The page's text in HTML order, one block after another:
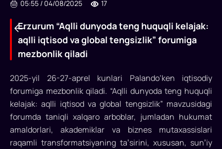
05:55 / 04/08/2025 17
Erzurum “Aqlli dunyoda teng huquqli kelajak:
aqlli iqtisod va global tengsizlik” forumiga
mezbonlik qiladi
2025-yil 26-27-aprel kunlari Palando‘ken iqtisodiy
forumiga mezbonlik qiladi. “Aqlli dunyoda teng huquqli
kelajak: aqlli iqtisod va global tengsizlik” mavzusidagi
forumda taniqli xalqaro arboblar, jumladan hukumat
amaldorlari, akademiklar va biznes mutaxassislari
raqamli transformatsiyaning taʼsirini, xususan, sunʼiy